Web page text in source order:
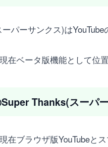
パーサンクス)は
在ベータ版機能として位
Thanks(スーパ
在ブラウザ版YouTubeと